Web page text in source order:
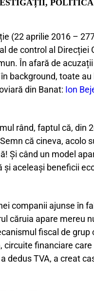
, POLITICĂ
(22 aprilie 2016 –
de control al Direcției
În afară de
background, toate
din Banat: Ion
rând, faptul că, din
că cineva, acolo
Și când un model
aceleași beneficii
companii ajunse în
căruia apare mereu
fiscal de grup
financiare
dedus TVA, a creat